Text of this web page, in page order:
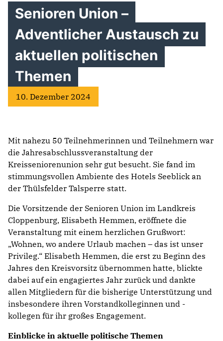
Senioren Union –
Adventlicher Austausch zu
aktuellen politischen
Themen
10. Dezember 2024
Mit nahezu 50 Teilnehmerinnen und Teilnehmern war
die Jahresabschlussveranstaltung der
Kreisseniorenunion sehr gut besucht. Sie fand im
stimmungsvollen Ambiente des Hotels Seeblick an
der Thülsfelder Talsperre statt.
Die Vorsitzende der Senioren Union im Landkreis
Cloppenburg, Elisabeth Hemmen, eröffnete die
Veranstaltung mit einem herzlichen Grußwort:
„Wohnen, wo andere Urlaub machen – das ist unser
Privileg.“ Elisabeth Hemmen, die erst zu Beginn des
Jahres den Kreisvorsitz übernommen hatte, blickte
dabei auf ein engagiertes Jahr zurück und dankte
allen Mitgliedern für die bisherige Unterstützung und
insbesondere ihren Vorstandkolleginnen und -
kollegen für ihr großes Engagement.
Einblicke in aktuelle politische Themen